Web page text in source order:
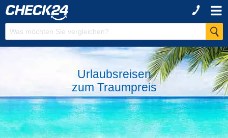
Urlaubsreisen
zum Traumpreis